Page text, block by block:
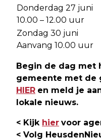
Donderdag 27 juni
10.00 – 12.00 uur
Zondag 30 juni
Aanvang 10.00 uur
Begin de dag met
gemeente met de
HIER en meld je
lokale nieuws.
< Kijk hier voor
< Volg